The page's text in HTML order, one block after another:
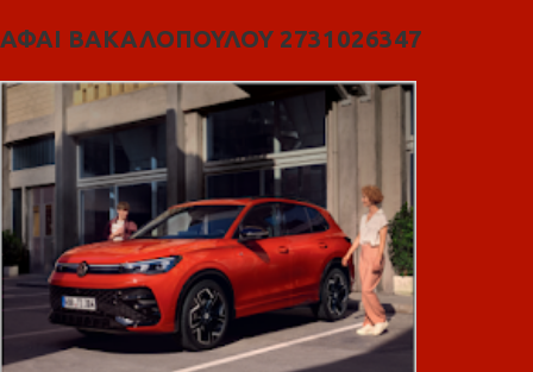
ΑΦΑΙ ΒΑΚΑΛΟΠΟΥΛΟΥ 2731026347